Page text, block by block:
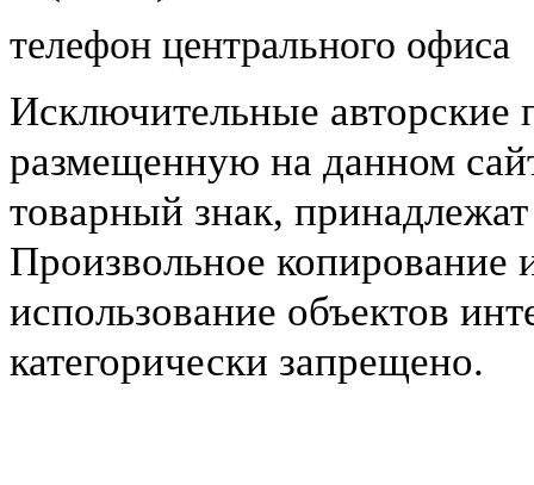
телефон центрального офиса
Исключительные
размещенную на данном
товарный знак,
Произвольное копирование
использование объектов
категорически запрещено.